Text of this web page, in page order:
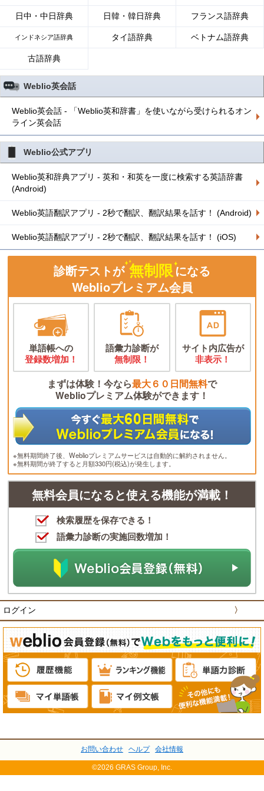
日中・中日辞典 日韓・韓日辞典 フランス語辞典
インドネシア語辞典 タイ語辞典 ベトナム語辞典
古語辞典
Weblio英会話
Weblio英会話 - 「Weblio英和辞書」を使いながら受けられるオン
ライン英会話
Weblio公式アプリ
Weblio英和辞典アプリ - 英和・和英を一度に検索する英語辞書
(Android)
Weblio英語翻訳アプリ - 2秒で翻訳、翻訳結果を話す！ (Android)
Weblio英語翻訳アプリ - 2秒で翻訳、翻訳結果を話す！ (iOS)
診断テストが 無制限になる
Weblioプレミアム会員
単語帳への
登録数増加！
語彙力診断が
無制限！
サイト内広告が
非表示！
まずは体験！今なら最大６０日間無料で
Weblioプレミアム体験ができます！
※無料期間終了後、Weblioプレミアムサービスは自動的に解約されません。
※無料期間が終了すると月額330円(税込)が発生します。
無料会員になると使える機能が満載！
検索履歴を保存できる！
語彙力診断の実施回数増加！
ログイン 〉
お問い合わせ ヘルプ 会社情報
©2026 GRAS Group, Inc.